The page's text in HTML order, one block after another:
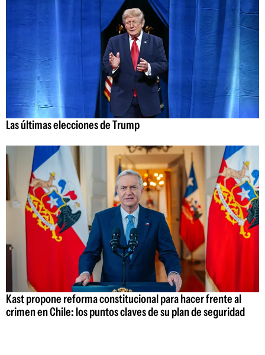
Las últimas elecciones de Trump
Kast propone reforma constitucional para hacer frente al
crimen en Chile: los puntos claves de su plan de seguridad